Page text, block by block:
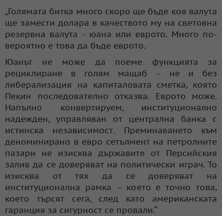
„Голямата битка много скоро ще бъде коя валута
ще замести долара в качеството му на световна
резервна валута - юана или еврото. Много по-
вероятно е това да бъде еврото.
Юанът не може да поеме функцията за
рециклиране в голям мащаб – не и без
либерализация на капиталовата сметка, която
Пекин последователно отказва. Еврото може.
Напълно конвертируем, институционално
надежден, управляван от централна банка с
истинска независимост. Преминаването към
деноминирано в евро сетълмент на петролните
пазари не изисква държавите от Персийския
залив да се доверяват на политически играч. То
изисква от тях да се доверяват на
институционална рамка – което е точно това,
което търсят сега, след като американската
гаранция за сигурност се провали.“